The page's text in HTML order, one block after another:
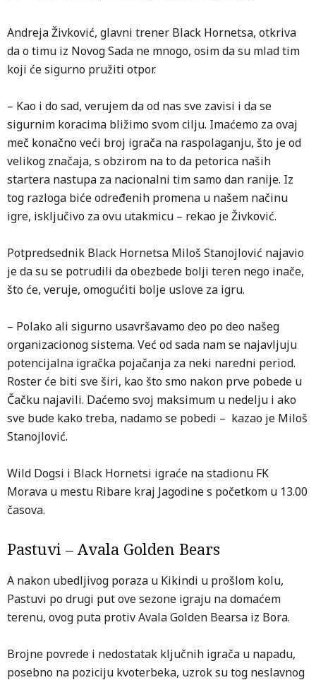
Andreja Živković, glavni trener Black Hornetsa, otkriva
da o timu iz Novog Sada ne mnogo, osim da su mlad tim
koji će sigurno pružiti otpor.
– Kao i do sad, verujem da od nas sve zavisi i da se
sigurnim koracima bližimo svom cilju. Imaćemo za ovaj
meč konačno veći broj igrača na raspolaganju, što je od
velikog značaja, s obzirom na to da petorica naših
startera nastupa za nacionalni tim samo dan ranije. Iz
tog razloga biće određenih promena u našem načinu
igre, isključivo za ovu utakmicu – rekao je Živković.
Potpredsednik Black Hornetsa Miloš Stanojlović najavio
je da su se potrudili da obezbede bolji teren nego inače,
što će, veruje, omogućiti bolje uslove za igru.
– Polako ali sigurno usavršavamo deo po deo našeg
organizacionog sistema. Već od sada nam se najavljuju
potencijalna igračka pojačanja za neki naredni period.
Roster će biti sve širi, kao što smo nakon prve pobede u
Čačku najavili. Daćemo svoj maksimum u nedelju i ako
sve bude kako treba, nadamo se pobedi – kazao je Miloš
Stanojlović.
Wild Dogsi i Black Hornetsi igraće na stadionu FK
Morava u mestu Ribare kraj Jagodine s početkom u 13.00
časova.
Pastuvi – Avala Golden Bears
A nakon ubedljivog poraza u Kikindi u prošlom kolu,
Pastuvi po drugi put ove sezone igraju na domaćem
terenu, ovog puta protiv Avala Golden Bearsa iz Bora.
Brojne povrede i nedostatak ključnih igrača u napadu,
posebno na poziciju kvoterbeka, uzrok su tog neslavnog